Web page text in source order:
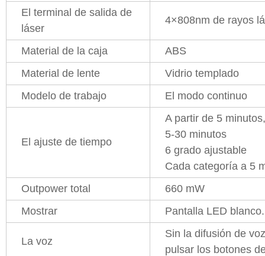
El terminal de salida de
láser
4×808nm de rayos
Material de la caja
ABS
Material de lente
Vidrio templado
Modelo de trabajo
El modo continuo
El ajuste de tiempo
A partir de 5 minutos,
5-30 minutos
6 grado ajustable
Cada categoría a 5
Outpower total
660 mW
Mostrar
Pantalla LED blanco.
La voz
Sin la difusión de
pulsar los botones